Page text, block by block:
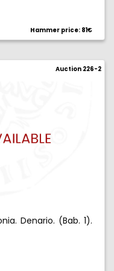
Hammer price: 81€
Auction 226-2
Denario. (Bab. 1).